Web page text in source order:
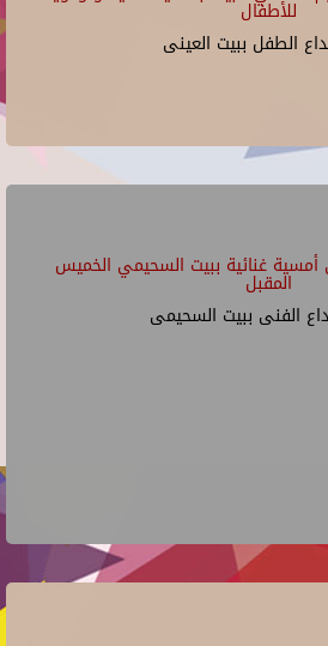
للأطفال
الطفل ببيت العينى
أمسية غنائية ببيت السحيمي الخميس
المقبل
الفنى ببيت السحيمى